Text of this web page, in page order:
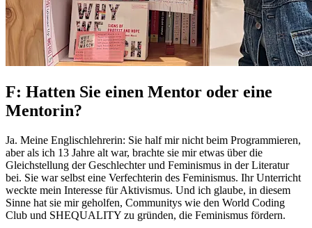
F: Hatten Sie einen Mentor oder eine
Mentorin?
Ja. Meine Englischlehrerin: Sie half mir nicht beim Programmieren,
aber als ich 13 Jahre alt war, brachte sie mir etwas über die
Gleichstellung der Geschlechter und Feminismus in der Literatur
bei. Sie war selbst eine Verfechterin des Feminismus. Ihr Unterricht
weckte mein Interesse für Aktivismus. Und ich glaube, in diesem
Sinne hat sie mir geholfen, Communitys wie den World Coding
Club und SHEQUALITY zu gründen, die Feminismus fördern.